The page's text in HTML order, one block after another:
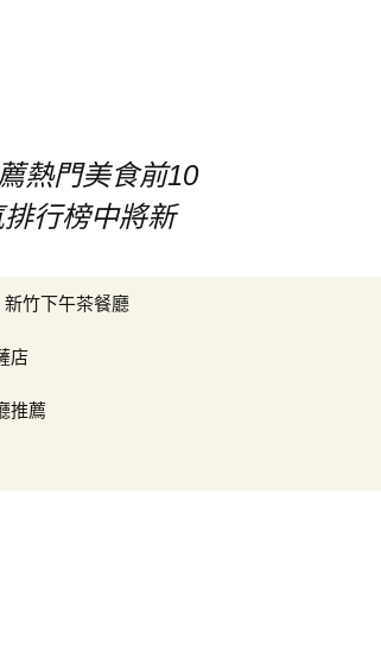
熱門美食前10
行榜中將新
新竹下午茶餐廳
店
推薦